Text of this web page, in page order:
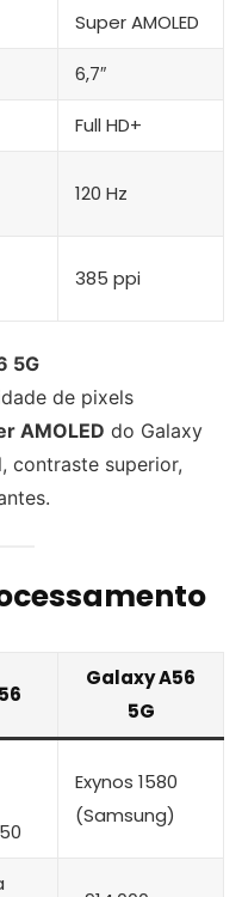
Super AMOLED
6,7″
Full HD+
120 Hz
385 ppi
5G
de pixels
AMOLED do Galaxy
contraste superior,
Galaxy A56
5G
Exynos 1580
(Samsung)